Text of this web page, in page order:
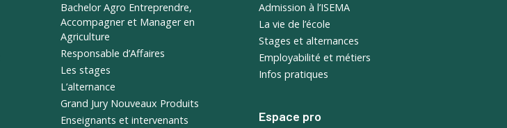
Bachelor Agro Entreprendre,
Accompagner et Manager en
Agriculture
Responsable d’Affaires
Les stages
L’alternance
Grand Jury Nouveaux Produits
Enseignants et intervenants
Admission à l’ISEMA
La vie de l’école
Stages et alternances
Employabilité et métiers
Infos pratiques
Espace pro